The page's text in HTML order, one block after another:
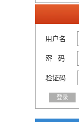
用户名
密 码
验证码